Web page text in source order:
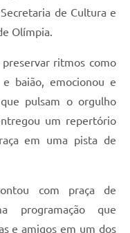
de Cultura e
Olímpia.
ritmos como
baião, emocionou e
pulsam o orgulho
um repertório
em uma pista de
com praça de
programação que
e amigos em um dos